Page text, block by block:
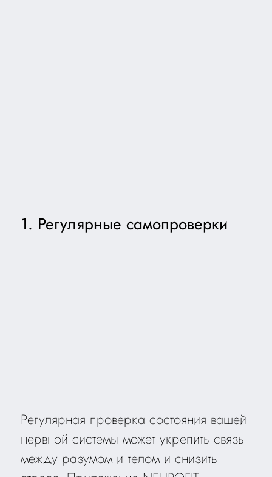
1. Регулярные самопроверки
Регулярная проверка состояния вашей
нервной системы может укрепить связь
между разумом и телом и снизить